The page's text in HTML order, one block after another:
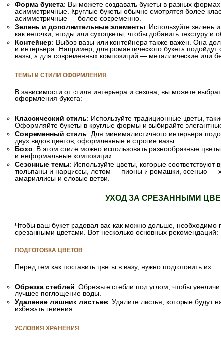
Форма букета: Вы можете создавать букеты в разных
асимметричные. Круглые букеты обычно смотрятся более
асимметричные — более современно.
Зелень и дополнительные элементы: Используйте зелень
как веточки, ягоды или сухоцветы, чтобы добавить текстуру и
Контейнер: Выбор вазы или контейнера также важен. Она
и интерьера. Например, для романтического букета подойдут
вазы, а для современных композиций — металлические или
ТЕМЫ И СТИЛИ ОФОРМЛЕНИЯ
В зависимости от стиля интерьера и сезона, вы можете
оформления букета:
Классический стиль: Используйте традиционные цветы,
Оформляйте букеты в круглые формы и выбирайте
Современный стиль: Для минималистичного интерьера
двух видов цветов, оформленные в строгие вазы.
Бохо: В этом стиле можно использовать разнообразные
и неформальные композиции.
Сезонные темы: Используйте цветы, которые соответствуют
тюльпаны и нарциссы, летом — пионы и ромашки, осенью —
амариллисы и еловые ветви.
УХОД ЗА СРЕЗАННЫМИ
Чтобы ваш букет радовал вас как можно дольше, необходимо
срезанными цветами. Вот несколько основных рекомендаций:
ПОДГОТОВКА ЦВЕТОВ
Перед тем как поставить цветы в вазу, нужно подготовить их:
Обрезка стеблей: Обрежьте стебли под углом, чтобы
лучшее поглощение воды.
Удаление лишних листьев: Удалите листья, которые будут
избежать гниения.
УСЛОВИЯ ХРАНЕНИЯ